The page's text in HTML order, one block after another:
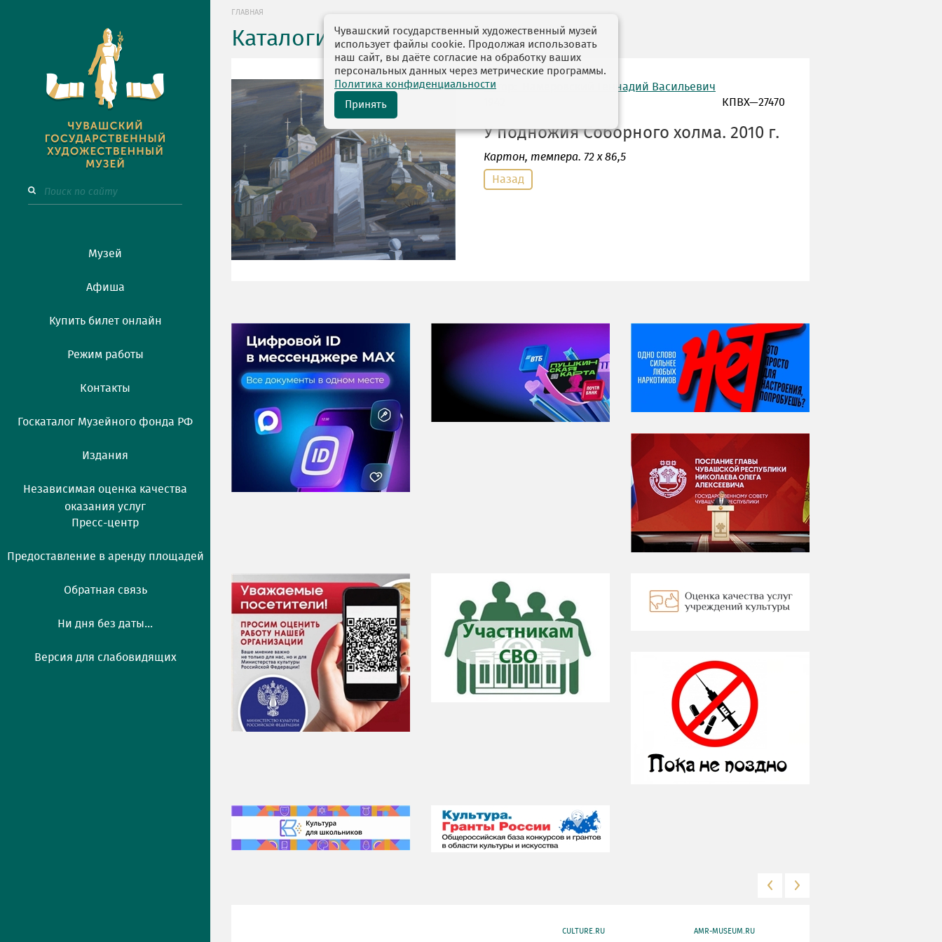
Музей
Афиша
Купить билет онлайн
Режим работы
Контакты
Госкаталог Музейного фонда РФ
Издания
Независимая оценка качества
оказания услуг
Пресс-центр
Предоставление в аренду площадей
Обратная связь
Ни дня без даты...
Версия для слабовидящих
ГЛАВНАЯ
Каталоги выставок
автор: Намеровский Геннадий Васильевич
КПВХ—27470
У подножия Соборного холма. 2010 г.
Картон, темпера. 72 х 86,5
Назад
НИ ДНЯ БЕЗ ДАТЫ...
07 августа
Я встретил вас – и
всё былое...
CULTURE.RU AMR-MUSEUM.RU
Чувашский государственный художественный музей
использует файлы cookie. Продолжая использовать
наш сайт, вы даёте согласие на обработку ваших
персональных данных через метрические программы.
Политика конфиденциальности
Принять